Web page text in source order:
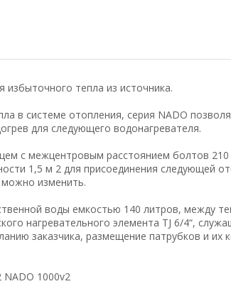
тепла из источника.
в системе отопления, серия NADO
для следующего водонагревателя.
с межцентровым расстоянием болтов
1,5 м 2 для присоединения следующей
можно изменить.
воды емкостью 140 литров, между
нагревательного элемента TJ 6/4“,
заказчика, размещение патрубков и
NADO 1000v2